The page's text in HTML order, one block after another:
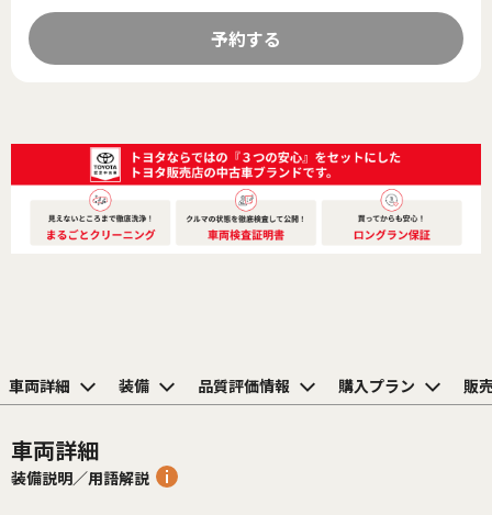
予約する
車両詳細 装備 品質評価情報 購入プラン 販
車両詳細
装備説明／用語解説